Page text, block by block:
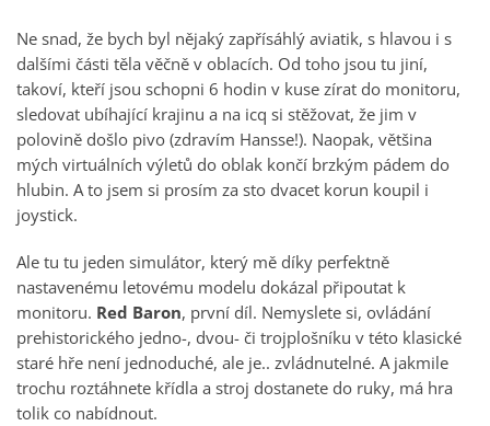
Ne snad, že bych byl nějaký zapřísáhlý aviatik, s hlavou i s
dalšími části těla věčně v oblacích. Od toho jsou tu jiní,
takoví, kteří jsou schopni 6 hodin v kuse zírat do monitoru,
sledovat ubíhající krajinu a na icq si stěžovat, že jim v
polovině došlo pivo (zdravím Hansse!). Naopak, většina
mých virtuálních výletů do oblak končí brzkým pádem do
hlubin. A to jsem si prosím za sto dvacet korun koupil i
joystick.
Ale tu tu jeden simulátor, který mě díky perfektně
nastavenému letovému modelu dokázal připoutat k
monitoru. Red Baron, první díl. Nemyslete si, ovládání
prehistorického jedno-, dvou- či trojplošníku v této klasické
staré hře není jednoduché, ale je.. zvládnutelné. A jakmile
trochu roztáhnete křídla a stroj dostanete do ruky, má hra
tolik co nabídnout.